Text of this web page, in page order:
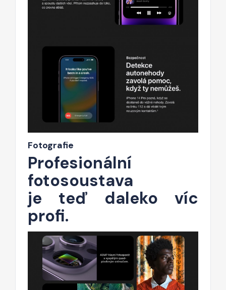
Fotografie
Profesionální
fotosoustava
je teď daleko víc
profi.